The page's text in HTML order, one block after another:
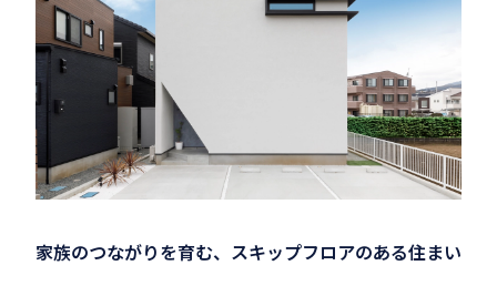
家族のつながりを育む、スキップフロアのある住まい